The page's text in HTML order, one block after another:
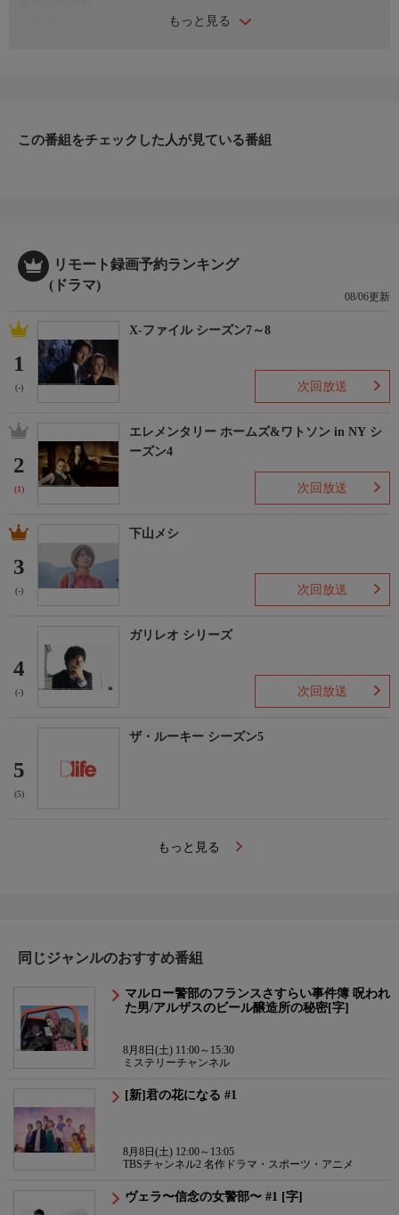
もっと見る
リア鉄道が舞台。新宿・歌舞伎町で起きた殺人事件を発端に、商
原作・脚本
【原作】西村京太郎（講談社刊）【脚本】安本莞二
プロデューサー
森下和清、杉村治司
ディレクター
藤尾隆
この番組をチェックした人が見ている番組
リモート録画予約ランキング
(ドラマ)
08/06更新
1
(-)
X-ファイル シーズン7～8
次回放送
2
(1)
エレメンタリー ホームズ&ワトソン in NY シ
ーズン4
次回放送
3
(-)
下山メシ
次回放送
4
(-)
ガリレオ シリーズ
次回放送
5
(5)
ザ・ルーキー シーズン5
もっと見る
同じジャンルのおすすめ番組
マルロー警部のフランスさすらい事件簿 呪われ
た男/アルザスのビール醸造所の秘密[字]
8月8日(土) 11:00～15:30
ミステリーチャンネル
[新]君の花になる #1
8月8日(土) 12:00～13:05
TBSチャンネル2 名作ドラマ・スポーツ・アニメ
ヴェラ〜信念の女警部〜 #1 [字]